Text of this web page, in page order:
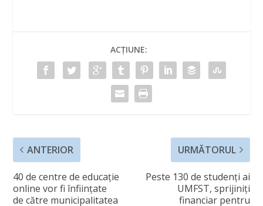
ACȚIUNE:
ANTERIOR
40 de centre de educaţie
online vor fi înfiinţate
de către municipalitatea
URMĂTORUL
Peste 130 de studenţi ai
UMFST, sprijiniţi
financiar pentru